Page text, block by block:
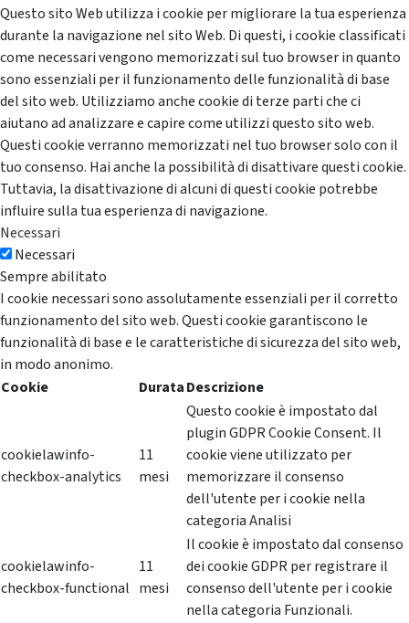
Questo sito Web utilizza i cookie per migliorare la tua esperienza
durante la navigazione nel sito Web. Di questi, i cookie classificati
come necessari vengono memorizzati sul tuo browser in quanto
sono essenziali per il funzionamento delle funzionalità di base
del sito web. Utilizziamo anche cookie di terze parti che ci
aiutano ad analizzare e capire come utilizzi questo sito web.
Questi cookie verranno memorizzati nel tuo browser solo con il
tuo consenso. Hai anche la possibilità di disattivare questi cookie.
Tuttavia, la disattivazione di alcuni di questi cookie potrebbe
influire sulla tua esperienza di navigazione.
Necessari
Necessari
Sempre abilitato
I cookie necessari sono assolutamente essenziali per il corretto
funzionamento del sito web. Questi cookie garantiscono le
funzionalità di base e le caratteristiche di sicurezza del sito web,
in modo anonimo.
Cookie
DurataDescrizione
cookielawinfo-
checkbox-analytics
11
mesi
Questo cookie è impostato dal
plugin GDPR Cookie Consent. Il
cookie viene utilizzato per
memorizzare il consenso
dell'utente per i cookie nella
categoria Analisi
cookielawinfo-
checkbox-functional
11
mesi
Il cookie è impostato dal consenso
dei cookie GDPR per registrare il
consenso dell'utente per i cookie
nella categoria Funzionali.